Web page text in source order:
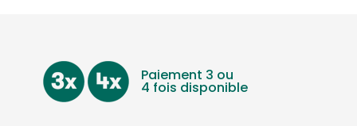
Paiement 3 ou
4 fois disponible